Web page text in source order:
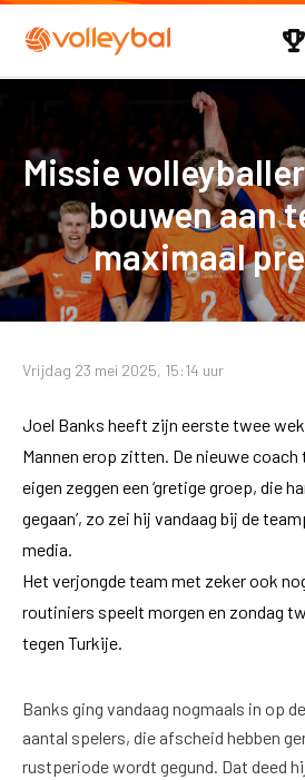
Missie
bouwen aan
maximaal
Vrijdag 23 mei 2025, 15:14 uur
Joel Banks heeft zijn eerste twee
Mannen erop zitten. De nieuwe
eigen zeggen een ‘gretige groep, die
gegaan’, zo zei hij vandaag bij de
media.
Het verjongde team met zeker ook
routiniers speelt morgen en zondag
tegen Turkije.
Banks ging vandaag nogmaals in op
aantal spelers, die afscheid hebben
rustperiode wordt gegund. Dat deed